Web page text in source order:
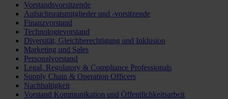
Vorstandsvorsitzende
Aufsichtsratsmitglieder und -vorsitzende
Finanzvorstand
Technologievorstand
Diversität, Gleichberechtigung und Inklusion
Marketing und Sales
Personalvorstand
Legal, Regulatory & Compliance Professionals
Supply Chain & Operation Officers
Nachhaltigkeit
Vorstand Kommunikation und Öffentlichkeitsarbeit